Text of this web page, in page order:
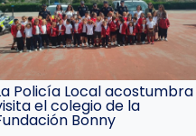
Policía Local acostumbra
el colegio de la
Bonny